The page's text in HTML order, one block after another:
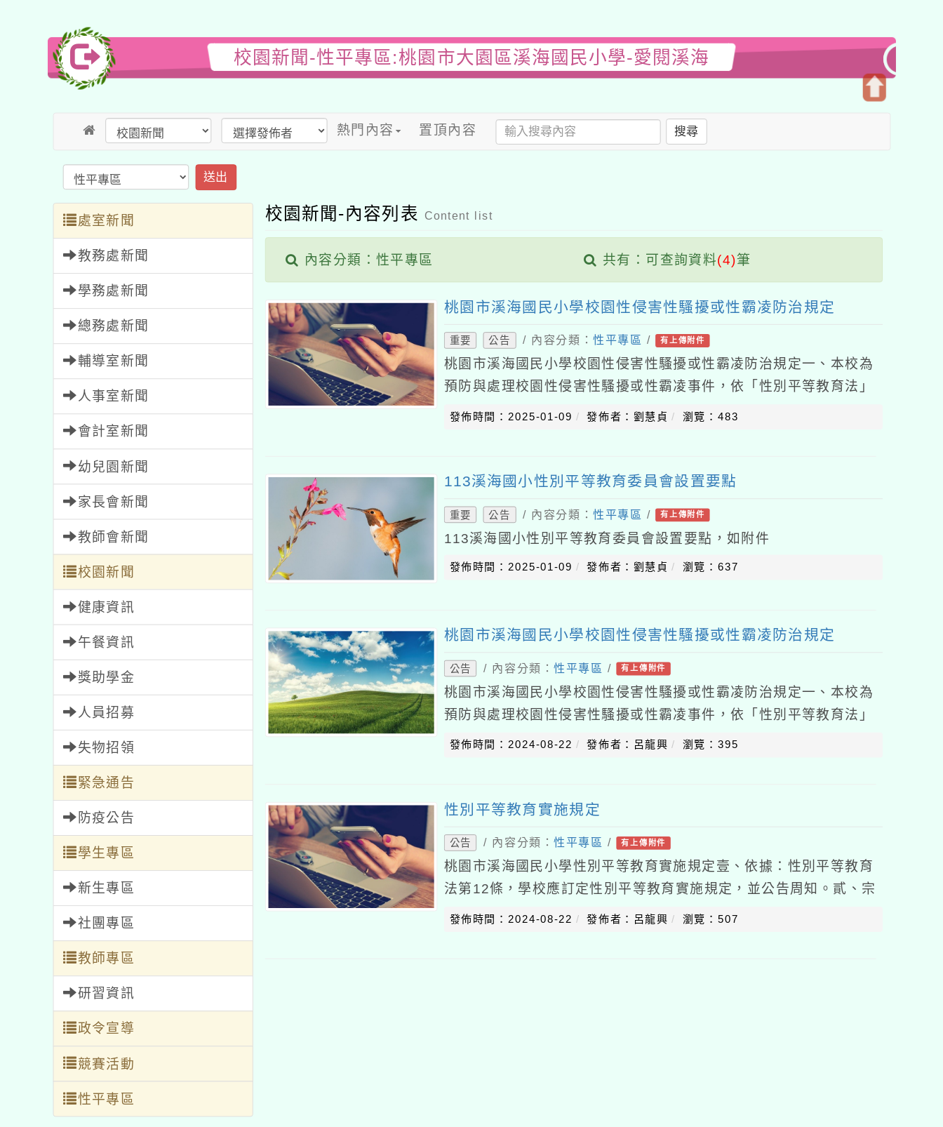
校園新聞-性平專區:桃園市大園區溪海國民小學-愛閱溪海
熱門內容 置頂內容 搜尋
送出
處室新聞
教務處新聞
學務處新聞
總務處新聞
輔導室新聞
人事室新聞
會計室新聞
幼兒園新聞
家長會新聞
教師會新聞
校園新聞
健康資訊
午餐資訊
獎助學金
人員招募
失物招領
緊急通告
防疫公告
學生專區
新生專區
社團專區
教師專區
研習資訊
政令宣導
競賽活動
性平專區
校園新聞-內容列表 Content list
內容分類：性平專區 共有：可查詢資料(4)筆
桃園市溪海國民小學校園性侵害性騷擾或性霸凌防治規定
重要 公告 / 內容分類：性平專區 / 有上傳附件
桃園市溪海國民小學校園性侵害性騷擾或性霸凌防治規定一、本校為
預防與處理校園性侵害性騷擾或性霸凌事件，依「性別平等教育法」
(以下簡稱本法)及「校園性侵害性騷擾或性霸凌防治準則」(以下簡稱
發佈時間：2025-01-09 發佈者：劉慧貞 瀏覽：483
113溪海國小性別平等教育委員會設置要點
重要 公告 / 內容分類：性平專區 / 有上傳附件
113溪海國小性別平等教育委員會設置要點，如附件
發佈時間：2025-01-09 發佈者：劉慧貞 瀏覽：637
桃園市溪海國民小學校園性侵害性騷擾或性霸凌防治規定
公告 / 內容分類：性平專區 / 有上傳附件
桃園市溪海國民小學校園性侵害性騷擾或性霸凌防治規定一、本校為
預防與處理校園性侵害性騷擾或性霸凌事件，依「性別平等教育法」
(以下簡稱本法)及「校園性侵害性騷擾或性霸凌防治準則」(以下簡稱
發佈時間：2024-08-22 發佈者：呂龍興 瀏覽：395
性別平等教育實施規定
公告 / 內容分類：性平專區 / 有上傳附件
桃園市溪海國民小學性別平等教育實施規定壹、依據：性別平等教育
法第12條，學校應訂定性別平等教育實施規定，並公告周知。貳、宗
旨：一、以教育方式消除性別歧視，促進性別地位之實質平等。二、
發佈時間：2024-08-22 發佈者：呂龍興 瀏覽：507